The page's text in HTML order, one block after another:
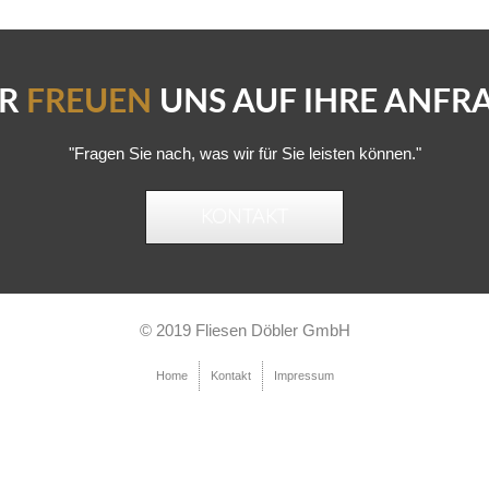
FREUEN UNS AUF IHRE
"Fragen Sie nach, was wir für Sie leisten können."
© 2019 Fliesen Döbler GmbH
Home Kontakt Impressum